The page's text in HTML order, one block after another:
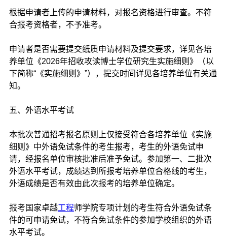
根据申请者上传的申请材料，对报名资格进行审查。不符
合报考资格者，不予准考。
申请者是否需要提交纸质申请材料及提交要求，详见各培
养单位《2026年招收攻读博士学位研究生实施细则》（以
下简称“《实施细则》”），提交时间详见各培养单位有关通
知。
五、外语水平考试
本批次普通招考报名原则上仅接受符合各培养单位《实施
细则》中外语免试条件的考生报考，考生的外语免试申
请，经报名单位审核批准后准予免试。参加第一、二批次
外语水平考试，成绩达到所报考培养单位合格线的考生，
外语成绩是否有效由此次报考的培养单位确定。
报考国家卓越工程师学院专项计划的考生符合外语免试条
件的可申请免试，不符合免试条件的参加学校组织的外语
水平考试。